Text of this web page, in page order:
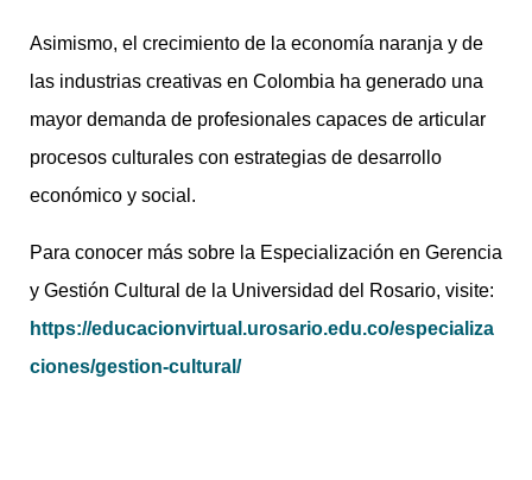
Asimismo, el crecimiento de la economía naranja y de
las industrias creativas en Colombia ha generado una
mayor demanda de profesionales capaces de articular
procesos culturales con estrategias de desarrollo
económico y social.
Para conocer más sobre la Especialización en Gerencia
y Gestión Cultural de la Universidad del Rosario, visite:
https://educacionvirtual.urosario.edu.co/especializa
ciones/gestion-cultural/